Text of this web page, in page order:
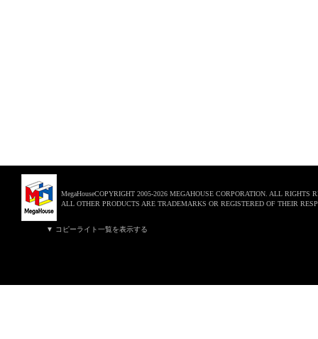
MegaHouseCOPYRIGHT 2005-2026 MEGAHOUSE CORPORATION. ALL RIGHTS
ALL OTHER PRODUCTS ARE TRADEMARKS OR REGISTERED OF THEIR
▼ コピーライト一覧を表示する